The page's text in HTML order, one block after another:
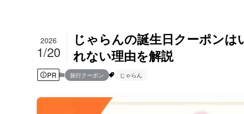
じゃらんの誕生日クーポン
れない理由を解説
2026
1/20
PR 旅行クーポン じゃらん